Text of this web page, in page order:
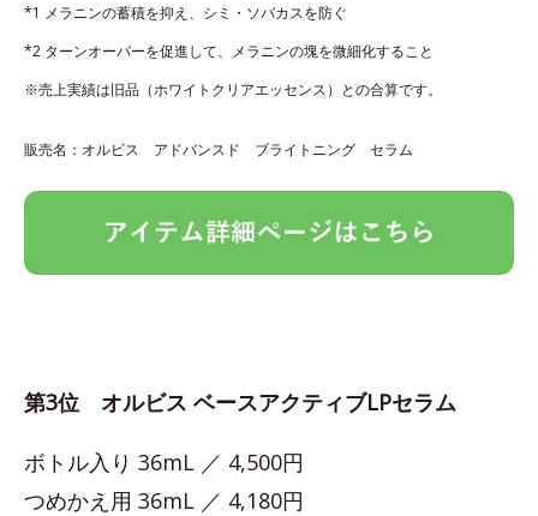
*1 メラニンの蓄積を抑え、シミ・ソバカスを防ぐ
*2 ターンオーバーを促進して、メラニンの塊を微細化すること
※売上実績は旧品（ホワイトクリアエッセンス）との合算です。
販売名：オルビス アドバンスド ブライトニング セラム
第3位 オルビス ベースアクティブLPセラム
ボトル入り 36mL ／ 4,500円
つめかえ用 36mL ／ 4,180円